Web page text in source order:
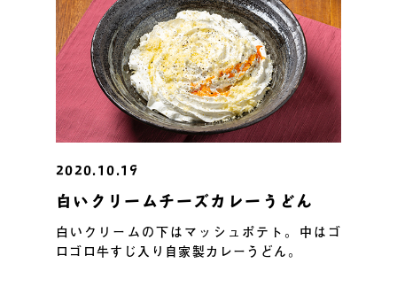
2020.10.19
白いクリームチーズカレーうどん
白いクリームの下はマッシュポテト。中はゴ
ロゴロ牛すじ入り自家製カレーうどん。